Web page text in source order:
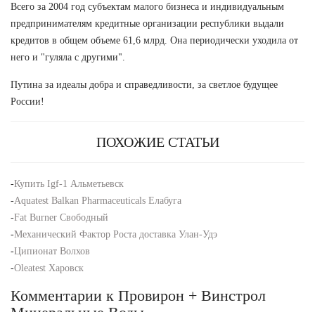
Всего за 2004 год субъектам малого бизнеса и индивидуальным
предпринимателям кредитные организации республики выдали
кредитов в общем объеме 61,6 млрд. Она периодически уходила от
него и "гуляла с другими".
Путина за идеалы добра и справедливости, за светлое будущее
России!
ПОХОЖИЕ СТАТЬИ
-Купить Igf-1 Альметьевск
-Aquatest Balkan Pharmaceuticals Елабуга
-Fat Burner Свободный
-Механический Фактор Роста доставка Улан-Удэ
-Ципионат Волхов
-Oleatest Харовск
Комментарии к Провирон + Винстрол